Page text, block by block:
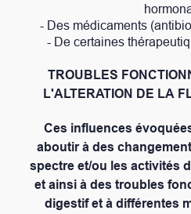
- Des médicaments
- De certaines
TROUBLES
L'ALTERATION DE LA
Ces influences
aboutir à des
spectre et/ou les activités
et ainsi à des troubles
digestif et à différentes